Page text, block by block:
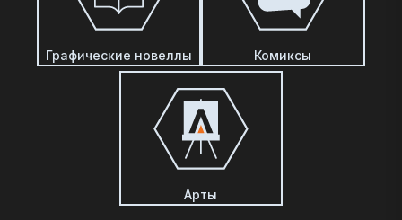
Графические новеллы Комиксы
Арты